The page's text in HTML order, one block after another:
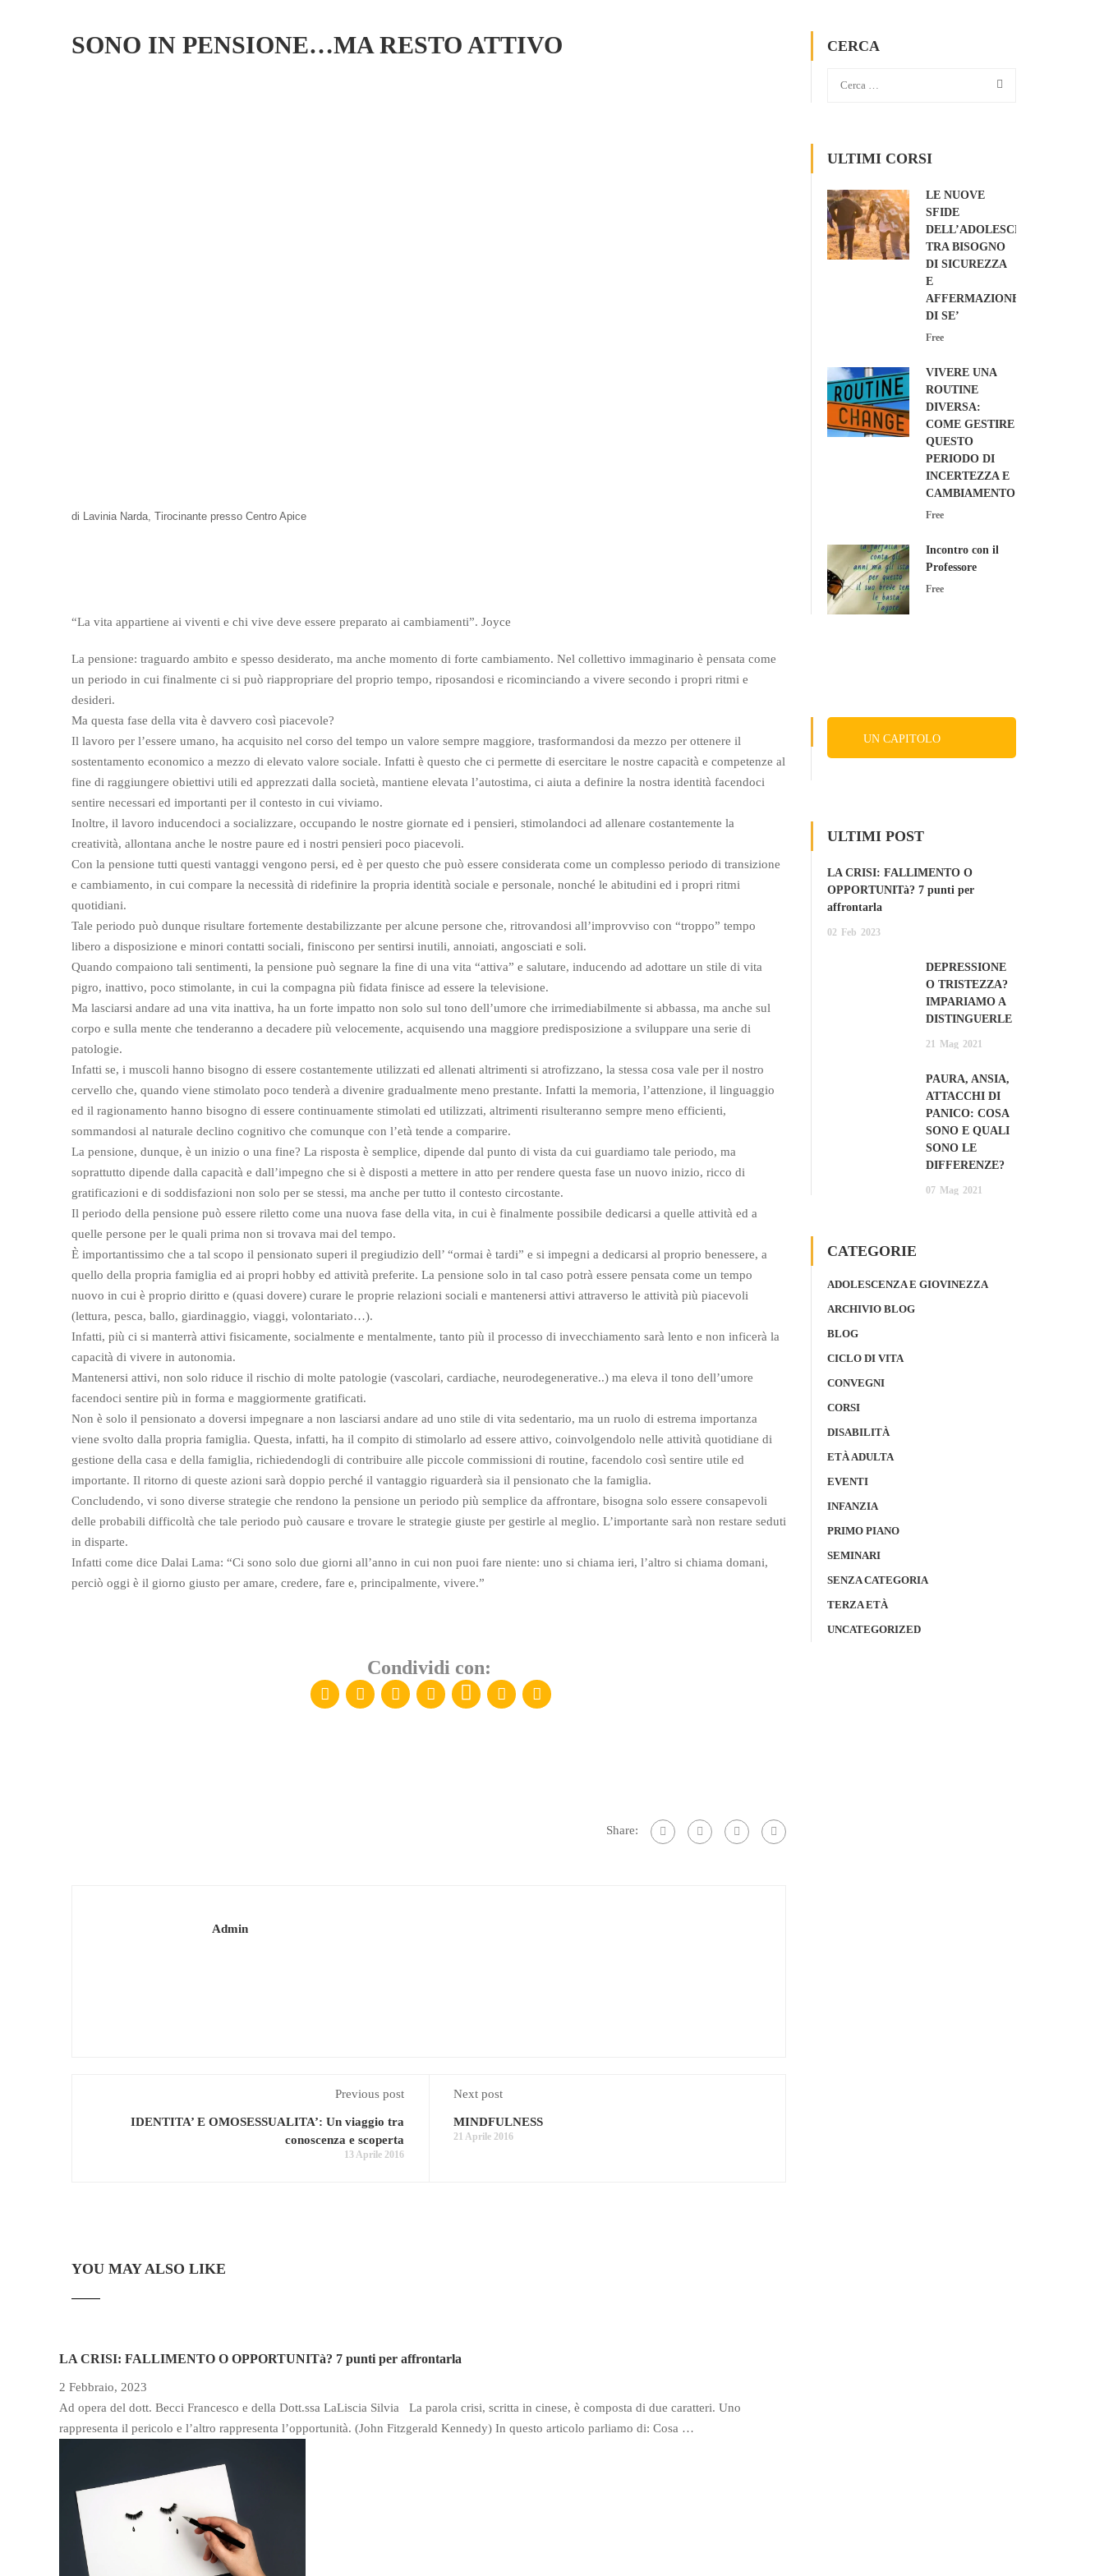
SONO IN PENSIONE…MA RESTO ATTIVO
di Lavinia Narda, Tirocinante presso Centro Apice
“La vita appartiene ai viventi e chi vive deve essere preparato ai cambiamenti”. Joyce
La pensione: traguardo ambito e spesso desiderato, ma anche momento di forte cambiamento. Nel collettivo immaginario è pensata come
un periodo in cui finalmente ci si può riappropriare del proprio tempo, riposandosi e ricominciando a vivere secondo i propri ritmi e
desideri.
Ma questa fase della vita è davvero così piacevole?
Il lavoro per l’essere umano, ha acquisito nel corso del tempo un valore sempre maggiore, trasformandosi da mezzo per ottenere il
sostentamento economico a mezzo di elevato valore sociale. Infatti è questo che ci permette di esercitare le nostre capacità e competenze al
fine di raggiungere obiettivi utili ed apprezzati dalla società, mantiene elevata l’autostima, ci aiuta a definire la nostra identità facendoci
sentire necessari ed importanti per il contesto in cui viviamo.
Inoltre, il lavoro inducendoci a socializzare, occupando le nostre giornate ed i pensieri, stimolandoci ad allenare costantemente la
creatività, allontana anche le nostre paure ed i nostri pensieri poco piacevoli.
Con la pensione tutti questi vantaggi vengono persi, ed è per questo che può essere considerata come un complesso periodo di transizione
e cambiamento, in cui compare la necessità di ridefinire la propria identità sociale e personale, nonché le abitudini ed i propri ritmi
quotidiani.
Tale periodo può dunque risultare fortemente destabilizzante per alcune persone che, ritrovandosi all’improvviso con “troppo” tempo
libero a disposizione e minori contatti sociali, finiscono per sentirsi inutili, annoiati, angosciati e soli.
Quando compaiono tali sentimenti, la pensione può segnare la fine di una vita “attiva” e salutare, inducendo ad adottare un stile di vita
pigro, inattivo, poco stimolante, in cui la compagna più fidata finisce ad essere la televisione.
Ma lasciarsi andare ad una vita inattiva, ha un forte impatto non solo sul tono dell’umore che irrimediabilmente si abbassa, ma anche sul
corpo e sulla mente che tenderanno a decadere più velocemente, acquisendo una maggiore predisposizione a sviluppare una serie di
patologie.
Infatti se, i muscoli hanno bisogno di essere costantemente utilizzati ed allenati altrimenti si atrofizzano, la stessa cosa vale per il nostro
cervello che, quando viene stimolato poco tenderà a divenire gradualmente meno prestante. Infatti la memoria, l’attenzione, il linguaggio
ed il ragionamento hanno bisogno di essere continuamente stimolati ed utilizzati, altrimenti risulteranno sempre meno efficienti,
sommandosi al naturale declino cognitivo che comunque con l’età tende a comparire.
La pensione, dunque, è un inizio o una fine? La risposta è semplice, dipende dal punto di vista da cui guardiamo tale periodo, ma
soprattutto dipende dalla capacità e dall’impegno che si è disposti a mettere in atto per rendere questa fase un nuovo inizio, ricco di
gratificazioni e di soddisfazioni non solo per se stessi, ma anche per tutto il contesto circostante.
Il periodo della pensione può essere riletto come una nuova fase della vita, in cui è finalmente possibile dedicarsi a quelle attività ed a
quelle persone per le quali prima non si trovava mai del tempo.
È importantissimo che a tal scopo il pensionato superi il pregiudizio dell’ “ormai è tardi” e si impegni a dedicarsi al proprio benessere, a
quello della propria famiglia ed ai propri hobby ed attività preferite. La pensione solo in tal caso potrà essere pensata come un tempo
nuovo in cui è proprio diritto e (quasi dovere) curare le proprie relazioni sociali e mantenersi attivi attraverso le attività più piacevoli
(lettura, pesca, ballo, giardinaggio, viaggi, volontariato…).
Infatti, più ci si manterrà attivi fisicamente, socialmente e mentalmente, tanto più il processo di invecchiamento sarà lento e non inficerà la
capacità di vivere in autonomia.
Mantenersi attivi, non solo riduce il rischio di molte patologie (vascolari, cardiache, neurodegenerative..) ma eleva il tono dell’umore
facendoci sentire più in forma e maggiormente gratificati.
Non è solo il pensionato a doversi impegnare a non lasciarsi andare ad uno stile di vita sedentario, ma un ruolo di estrema importanza
viene svolto dalla propria famiglia. Questa, infatti, ha il compito di stimolarlo ad essere attivo, coinvolgendolo nelle attività quotidiane di
gestione della casa e della famiglia, richiedendogli di contribuire alle piccole commissioni di routine, facendolo così sentire utile ed
importante. Il ritorno di queste azioni sarà doppio perché il vantaggio riguarderà sia il pensionato che la famiglia.
Concludendo, vi sono diverse strategie che rendono la pensione un periodo più semplice da affrontare, bisogna solo essere consapevoli
delle probabili difficoltà che tale periodo può causare e trovare le strategie giuste per gestirle al meglio. L’importante sarà non restare seduti
in disparte.
Infatti come dice Dalai Lama: “Ci sono solo due giorni all’anno in cui non puoi fare niente: uno si chiama ieri, l’altro si chiama domani,
perciò oggi è il giorno giusto per amare, credere, fare e, principalmente, vivere.”
Condividi con:
Share:
Admin
Previous post
IDENTITA’ E OMOSESSUALITA’: Un viaggio tra
conoscenza e scoperta
13 Aprile 2016
Next post
MINDFULNESS
21 Aprile 2016
YOU MAY ALSO LIKE
LA CRISI: FALLIMENTO O OPPORTUNITà? 7 punti per affrontarla
2 Febbraio, 2023
Ad opera del dott. Becci Francesco e della Dott.ssa LaLiscia Silvia La parola crisi, scritta in cinese, è composta di due caratteri. Uno
rappresenta il pericolo e l’altro rappresenta l’opportunità. (John Fitzgerald Kennedy) In questo articolo parliamo di: Cosa …
CERCA
ULTIMI CORSI
LE NUOVE
SFIDE
DELL’ADOLESCENZA:
TRA BISOGNO
DI SICUREZZA
E
AFFERMAZIONE
DI SE’
Free
VIVERE UNA
ROUTINE
DIVERSA:
COME GESTIRE
QUESTO
PERIODO DI
INCERTEZZA E
CAMBIAMENTO
Free
Incontro con il
Professore
Free
UN CAPITOLO
ULTIMI POST
LA CRISI: FALLIMENTO O
OPPORTUNITà? 7 punti per
affrontarla
02 Feb 2023
DEPRESSIONE
O TRISTEZZA?
IMPARIAMO A
DISTINGUERLE
21 Mag 2021
PAURA, ANSIA,
ATTACCHI DI
PANICO: COSA
SONO E QUALI
SONO LE
DIFFERENZE?
07 Mag 2021
CATEGORIE
ADOLESCENZA E GIOVINEZZA
ARCHIVIO BLOG
BLOG
CICLO DI VITA
CONVEGNI
CORSI
DISABILITÀ
ETÀ ADULTA
EVENTI
INFANZIA
PRIMO PIANO
SEMINARI
SENZA CATEGORIA
TERZA ETÀ
UNCATEGORIZED